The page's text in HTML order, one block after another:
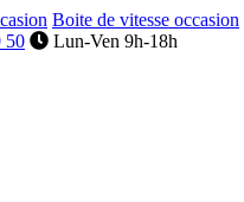
Boite de vitesse occasion
50 Lun-Ven 9h-18h